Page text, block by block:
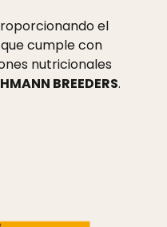
el
cumple con
nutricionales
BREEDERS.